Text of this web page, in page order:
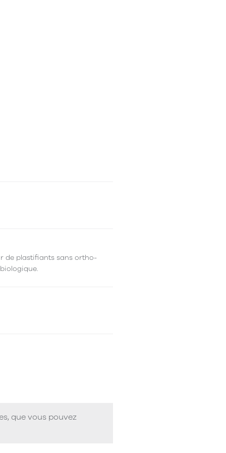
de plastifiants sans ortho-
que vous pouvez